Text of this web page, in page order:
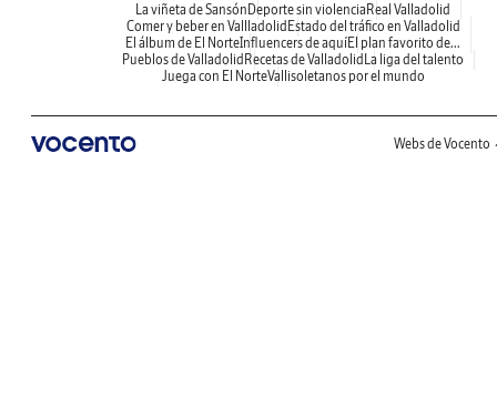
La viñeta de Sansón Deporte sin violencia Real Valladolid
Comer y beber en Vallladolid Estado del tráfico en Valladolid
El álbum de El NorteInfluencers de aquíEl plan favorito de...
Pueblos de Valladolid Recetas de Valladolid La liga del talento
Juega con El NorteVallisoletanos por el mundo
Webs de Vocento